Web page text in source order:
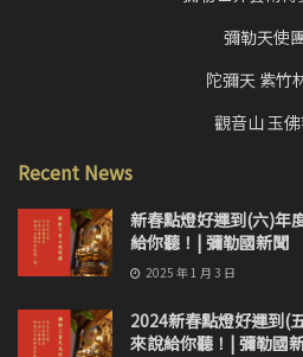
彌勒天使
陀彌天 紫竹
觀音山 玉
Recent News
新春點燈好運到(六)年
給你聽！| 彌勒國新聞
2025 年 1 月 3 日
2024新春點燈好運到(
來說給你聽！| 彌勒國